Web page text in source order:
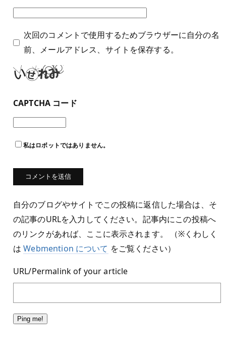
次回のコメントで使用するためブラウザーに自分の名
前、メールアドレス、サイトを保存する。
CAPTCHA コード
私はロボットではありません。
自分のブログやサイトでこの投稿に返信した場合は、そ
の記事のURLを入力してください。記事内にこの投稿へ
のリンクがあれば、ここに表示されます。 （※くわしく
はWebmention について をご覧ください）
URL/Permalink of your article